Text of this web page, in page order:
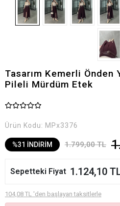
Tasarım Kemerli Önden
Pileli Mürdüm Etek
Ürün Kodu: MPx3376
%31 İNDİRİM 1.799,00 TL
Sepetteki Fiyat 1.124,10
104,08 TL 'den başlayan taksitlerle